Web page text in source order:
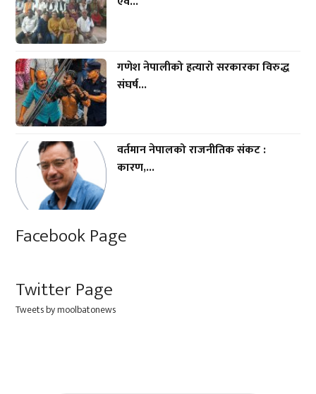
गणेश नेपालीको हत्यारो सरकारका विरुद्ध
संघर्ष...
वर्तमान नेपालको राजनीतिक संकट :
कारण,...
Facebook Page
Twitter Page
Tweets by moolbatonews